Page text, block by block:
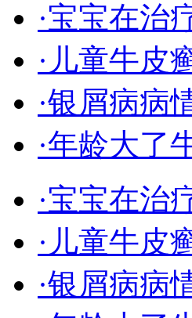
·宝宝在治
·儿童牛皮
·银屑病病
·年龄大了
·宝宝在治
·儿童牛皮
·银屑病病